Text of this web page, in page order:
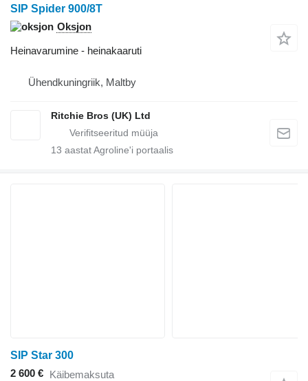
SIP Spider 900/8T
Oksjon
Heinavarumine - heinakaaruti
Ühendkuningriik, Maltby
Ritchie Bros (UK) Ltd
13 aastat Agroline'i portaalis
SIP Star 300
2 600 € Käibemaksuta